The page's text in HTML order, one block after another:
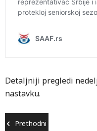
Detaljniji pregledi
nastavku.
Prethodni